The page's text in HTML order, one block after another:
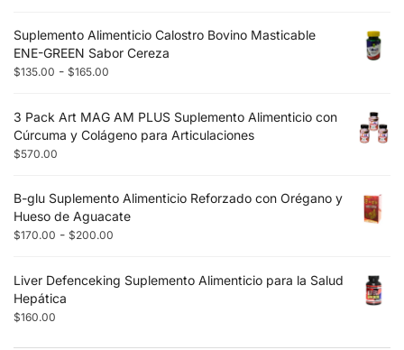
Suplemento Alimenticio Calostro Bovino Masticable
ENE-GREEN Sabor Cereza
$135.00 - $165.00
3 Pack Art MAG AM PLUS Suplemento Alimenticio con
Cúrcuma y Colágeno para Articulaciones
$570.00
B-glu Suplemento Alimenticio Reforzado con Orégano y
Hueso de Aguacate
$170.00 - $200.00
Liver Defenceking Suplemento Alimenticio para la Salud
Hepática
$160.00